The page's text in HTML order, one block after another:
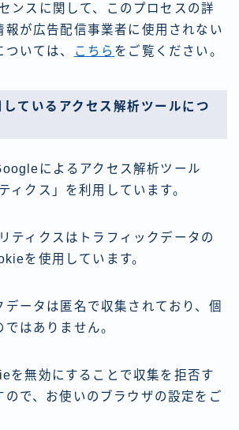
ンスに関して、このプロセスの詳
報が広告配信事業者に使用されない
いては、
こちら をご覧ください。
ているアクセス解析ツールにつ
によるアクセス解析ツール
ィクス」を利用しています。
ティクスはトラフィックデータの
を使用しています。
データは匿名で収集されており、個
はありません。
を無効にすることで収集を拒否す
ので、お使いのブラウザの設定をご